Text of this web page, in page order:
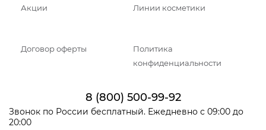
Акции Линии косметики
Договор оферты
Политика
конфиденциальности
8 (800) 500-99-92
Звонок по России бесплатный. Ежедневно с 09:00 до
20:00